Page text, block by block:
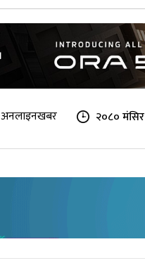
अनलाइनखबर २०८०